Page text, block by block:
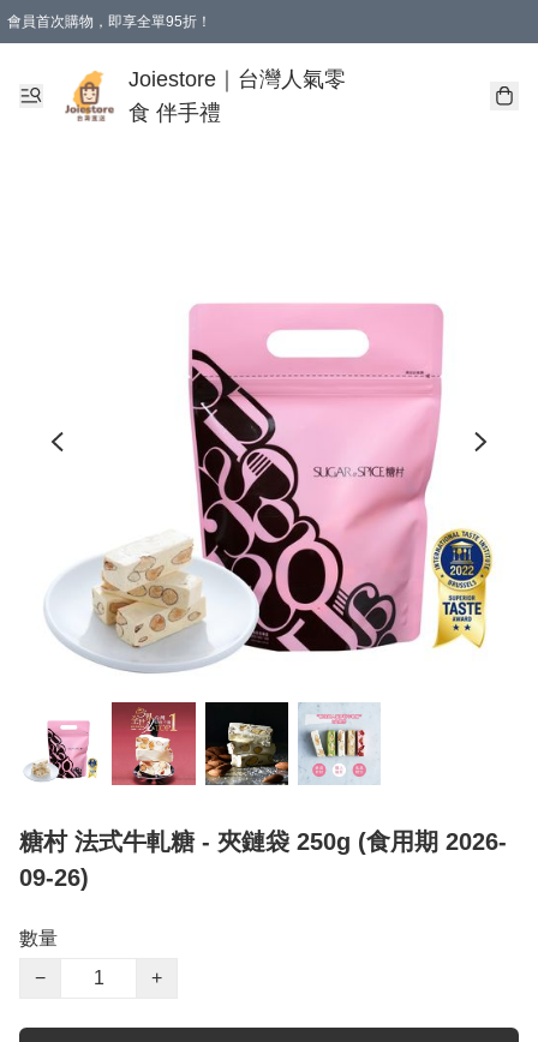
會員首次購物，即享全單95折！
購物滿 HKD 350.00即享免運費優惠！（適用於 本地送貨、本地取貨 )
Joiestore｜台灣人氣零
食 伴手禮
糖村 法式牛軋糖 - 夾鏈袋 250g (食用期 2026-
09-26)
數量
−
+